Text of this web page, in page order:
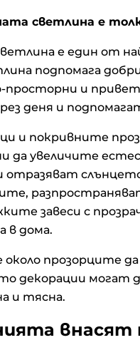
светлина е
е един от
подпомага
и
деня и
и покривните
да увеличите
завеси с
в дома.
около прозорците
декорации могат
и тясна.
внасят